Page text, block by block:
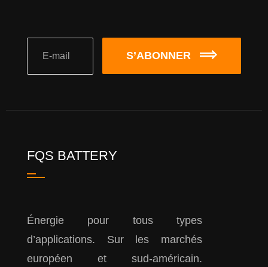
S’ABONNER
FQS BATTERY
Énergie pour tous types
d’applications. Sur les marchés
européen et sud-américain.